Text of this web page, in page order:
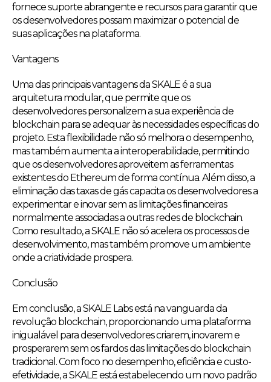
fornece suporte abrangente e recursos para garantir que
os desenvolvedores possam maximizar o potencial de
suas aplicações na plataforma.
Vantagens
Uma das principais vantagens da SKALE é a sua
arquitetura modular, que permite que os
desenvolvedores personalizem a sua experiência de
blockchain para se adequar às necessidades específicas do
projeto. Esta flexibilidade não só melhora o desempenho,
mas também aumenta a interoperabilidade, permitindo
que os desenvolvedores aproveitem as ferramentas
existentes do Ethereum de forma contínua. Além disso, a
eliminação das taxas de gás capacita os desenvolvedores a
experimentar e inovar sem as limitações financeiras
normalmente associadas a outras redes de blockchain.
Como resultado, a SKALE não só acelera os processos de
desenvolvimento, mas também promove um ambiente
onde a criatividade prospera.
Conclusão
Em conclusão, a SKALE Labs está na vanguarda da
revolução blockchain, proporcionando uma plataforma
inigualável para desenvolvedores criarem, inovarem e
prosperarem sem os fardos das limitações do blockchain
tradicional. Com foco no desempenho, eficiência e custo-
efetividade, a SKALE está estabelecendo um novo padrão